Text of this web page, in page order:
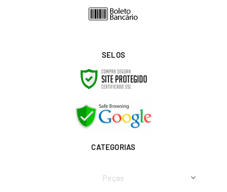
SELOS
CATEGORIAS
Peças